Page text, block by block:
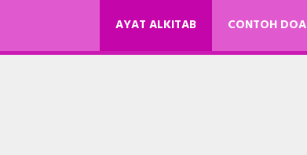
AYAT ALKITAB CONTOH DOA